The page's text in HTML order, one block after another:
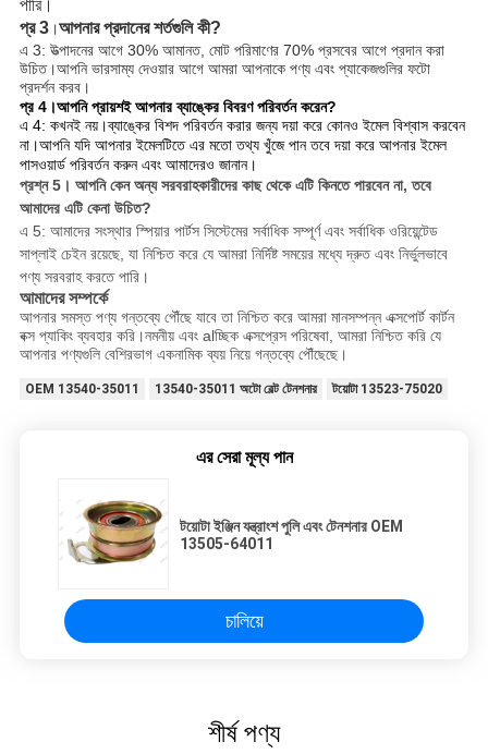
পারি।
প্র 3।আপনার প্রদানের শর্তগুলি কী?
এ 3: উত্পাদনের আগে 30% আমানত, মোট পরিমাণের 70% প্রসবের আগে প্রদান করা
উচিত।আপনি ভারসাম্য দেওয়ার আগে আমরা আপনাকে পণ্য এবং প্যাকেজগুলির ফটো
প্রদর্শন করব।
প্র 4।আপনি প্রায়শই আপনার ব্যাঙ্কের বিবরণ পরিবর্তন করেন?
এ 4: কখনই নয়।ব্যাঙ্কের বিশদ পরিবর্তন করার জন্য দয়া করে কোনও ইমেল বিশ্বাস করবেন
না।আপনি যদি আপনার ইমেলটিতে এর মতো তথ্য খুঁজে পান তবে দয়া করে আপনার ইমেল
পাসওয়ার্ড পরিবর্তন করুন এবং আমাদেরও জানান।
প্রশ্ন 5। আপনি কেন অন্য সরবরাহকারীদের কাছ থেকে এটি কিনতে পারবেন না, তবে
আমাদের এটি কেনা উচিত?
এ 5: আমাদের সংস্থার স্পিয়ার পার্টস সিস্টেমের সর্বাধিক সম্পূর্ণ এবং সর্বাধিক ওরিয়েন্টেড
সাপ্লাই চেইন রয়েছে, যা নিশ্চিত করে যে আমরা নির্দিষ্ট সময়ের মধ্যে দ্রুত এবং নির্ভুলভাবে
পণ্য সরবরাহ করতে পারি।
আমাদের সম্পর্কে
আপনার সমস্ত পণ্য গন্তব্যে পৌঁছে যাবে তা নিশ্চিত করে আমরা মানসম্পন্ন এক্সপোর্ট কার্টন
বক্স প্যাকিং ব্যবহার করি।নমনীয় এবং alচ্ছিক এক্সপ্রেস পরিষেবা, আমরা নিশ্চিত করি যে
আপনার পণ্যগুলি বেশিরভাগ একনামিক ব্যয় নিয়ে গন্তব্যে পৌঁছেছে।
OEM 13540-35011 13540-35011 অটো বেল্ট টেনশনার টয়োটা 13523-75020
এর সেরা মূল্য পান
টয়োটা ইঞ্জিন যন্ত্রাংশ পুলি এবং টেনশনার OEM
13505-64011
চালিয়ে
শীর্ষ পণ্য